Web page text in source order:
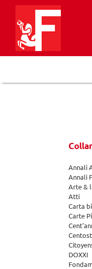
content
Futura
Editrice
Annali
Annali
Arte &
Atti
Carta
Carte
DOXXI